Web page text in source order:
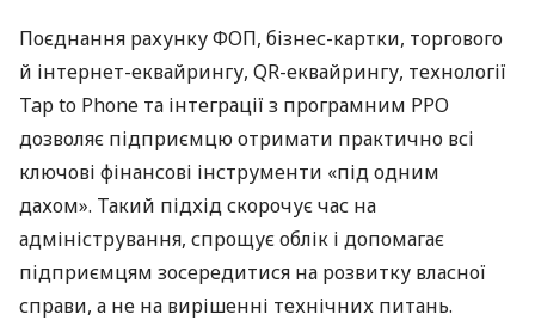
Поєднання рахунку ФОП, бізнес-картки, торгового
й інтернет-еквайрингу, QR-еквайрингу, технології
Tap to Phone та інтеграції з програмним РРО
дозволяє підприємцю отримати практично всі
ключові фінансові інструменти «під одним
дахом». Такий підхід скорочує час на
адміністрування, спрощує облік і допомагає
підприємцям зосередитися на розвитку власної
справи, а не на вирішенні технічних питань.